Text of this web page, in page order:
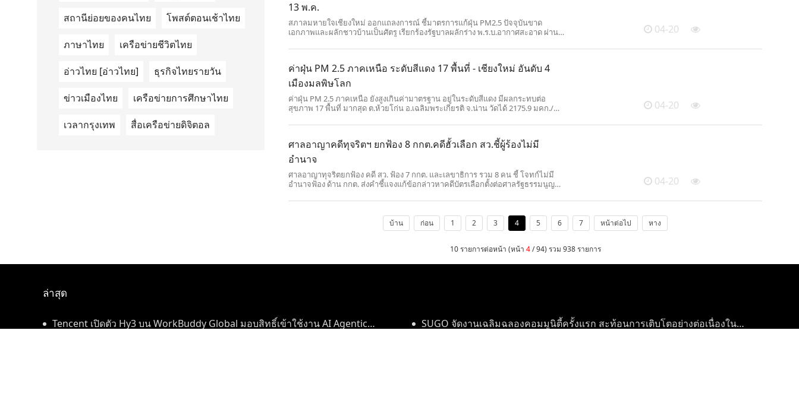
สถานีย่อยของคนไทย โพสต์ตอนเช้าไทย
ภาษาไทย เครือข่ายชีวิตไทย
อ่าวไทย [อ่าวไทย] ธุรกิจไทยรายวัน
ข่าวเมืองไทย เครือข่ายการศึกษาไทย
เวลากรุงเทพ สื่อเครือข่ายดิจิตอล
13 พ.ค.
สภาลมหายใจเชียงใหม่ ออกแถลงการณ์ ชี้มาตรการแก้ฝุ่น PM2.5 ปัจจุบันขาด
เอกภาพและผลักชาวบ้านเป็นศัตรู เรียกร้องรัฐบาลผลักร่าง พ.ร.บ.อากาศสะอาด ผ่าน
04-20
ค่าฝุ่น PM 2.5 ภาคเหนือ ระดับสีแดง 17 พื้นที่ - เชียงใหม่ อันดับ 4
เมืองมลพิษโลก
ค่าฝุ่น PM 2.5 ภาคเหนือ ยังสูงเกินค่ามาตรฐาน อยู่ในระดับสีแดง มีผลกระทบต่อ
สุขภาพ 17 พื้นที่ มากสุด ต.ห้วยโก่น อ.เฉลิมพระเกียรติ จ.น่าน วัดได้ 2175.9 มคก./
04-20
ศาลอาญาคดีทุจริตฯ ยกฟ้อง 8 กกต.คดีฮั้วเลือก สว.ชี้ผู้ร้องไม่มี
อำนาจ
ศาลอาญาทุจริตยกฟ้อง คดี สว. ฟ้อง 7 กกต. และเลขาธิการ รวม 8 คน ชี้ โจทก์ไม่มี
อำนาจฟ้อง ด้าน กกต. ส่งคำชี้แจงแก้ข้อกล่าวหาคดีบัตรเลือกตั้งต่อศาลรัฐธรรมนูญ
04-20
บ้าน ก่อน 1 2 3 4 5 6 7 หน้าต่อไป หาง
10 รายการต่อหน้า (หน้า 4/ 94) รวม 938 รายการ
ล่าสุด
Tencent เปิดตัว Hy3 บน WorkBuddy Global มอบสิทธิ์เข้าใช้งาน AI Agentic
SUGO จัดงานเฉลิมฉลองคอมมูนิตี้ครั้งแรก สะท้อนการเติบโตอย่างต่อเนื่องใน